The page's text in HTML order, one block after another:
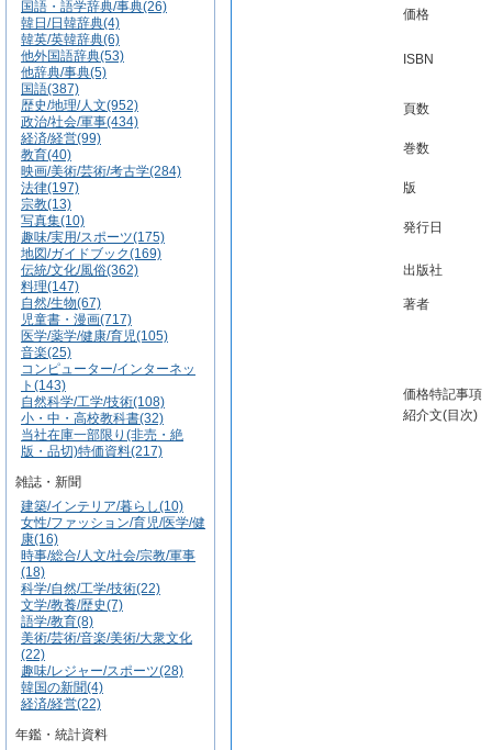
国語・語学辞典/事典(26)
韓日/日韓辞典(4)
韓英/英韓辞典(6)
他外国語辞典(53)
他辞典/事典(5)
国語(387)
歴史/地理/人文(952)
政治/社会/軍事(434)
経済/経営(99)
教育(40)
映画/美術/芸術/考古学(284)
法律(197)
宗教(13)
写真集(10)
趣味/実用/スポーツ(175)
地図/ガイドブック(169)
伝統/文化/風俗(362)
料理(147)
自然/生物(67)
児童書・漫画(717)
医学/薬学/健康/育児(105)
音楽(25)
コンピューター/インターネッ
ト(143)
自然科学/工学/技術(108)
小・中・高校教科書(32)
当社在庫一部限り(非売・絶
版・品切)特価資料(217)
雑誌・新聞
建築/インテリア/暮らし(10)
女性/ファッション/育児/医学/健
康(16)
時事/総合/人文/社会/宗教/軍事
(18)
科学/自然/工学/技術(22)
文学/教養/歴史(7)
語学/教育(8)
美術/芸術/音楽/美術/大衆文化
(22)
趣味/レジャー/スポーツ(28)
韓国の新聞(4)
経済/経営(22)
年鑑・統計資料
価格
ISBN
頁数
巻数
版
発行日
出版社
著者
価格特記事項
紹介文(目次)